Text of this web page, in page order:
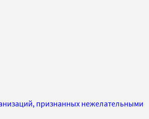
признанных нежелательными